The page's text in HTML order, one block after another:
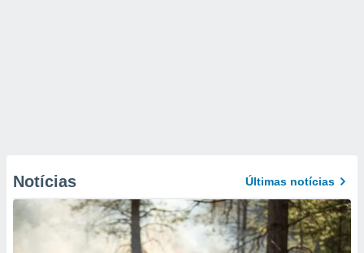
Notícias Últimas notícias